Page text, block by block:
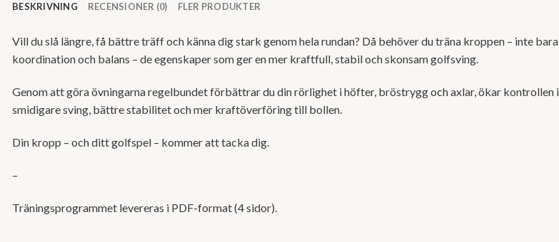
BESKRIVNING RECENSIONER (0) FLER PRODUKTER
Vill du slå längre, få bättre träff och känna dig stark genom hela rundan? Då behöver du träna kroppen – inte
koordination och balans – de egenskaper som ger en mer kraftfull, stabil och skonsam golfsving.
Genom att göra övningarna regelbundet förbättrar du din rörlighet i höfter, bröstrygg och axlar, ökar
smidigare sving, bättre stabilitet och mer kraftöverföring till bollen.
Din kropp – och ditt golfspel – kommer att tacka dig.
–
Träningsprogrammet levereras i PDF-format (4 sidor).